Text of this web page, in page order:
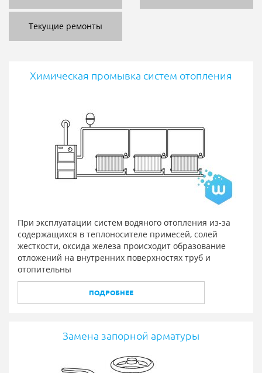
Текущие ремонты
Химическая промывка систем отопления
При эксплуатации систем водяного отопления из-за
содержащихся в теплоносителе примесей, солей
жесткости, оксида железа происходит образование
отложений на внутренних поверхностях труб и
отопительны
ПОДРОБНЕЕ
Замена запорной арматуры